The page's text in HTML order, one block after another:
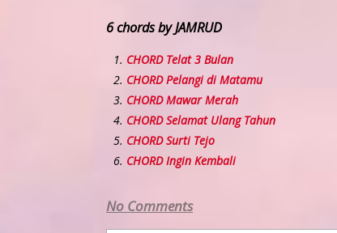
6 chords by JAMRUD
CHORD Telat 3 Bulan
CHORD Pelangi di Matamu
CHORD Mawar Merah
CHORD Selamat Ulang Tahun
CHORD Surti Tejo
CHORD Ingin Kembali
No Comments